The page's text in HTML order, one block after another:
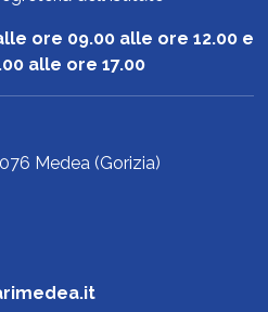
ore 09.00 alle ore 12.00 e
alle ore 17.00
Medea (Gorizia)